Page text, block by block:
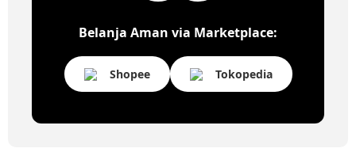
Belanja Aman via Marketplace:
Shopee Tokopedia